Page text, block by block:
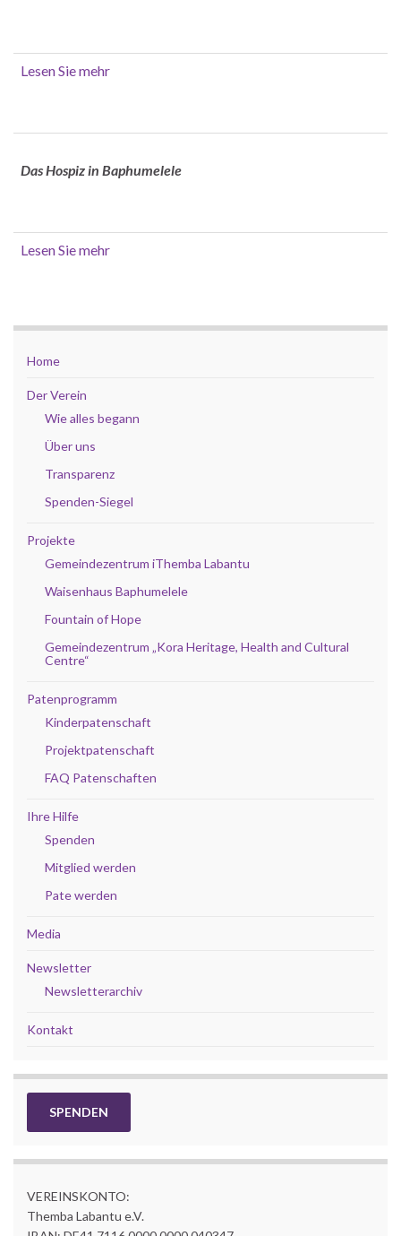
Lesen Sie mehr
Das Hospiz in Baphumelele
Lesen Sie mehr
Home
Der Verein
Wie alles begann
Über uns
Transparenz
Spenden-Siegel
Projekte
Gemeindezentrum iThemba Labantu
Waisenhaus Baphumelele
Fountain of Hope
Gemeindezentrum „Kora Heritage, Health and Cultural
Centre“
Patenprogramm
Kinderpatenschaft
Projektpatenschaft
FAQ Patenschaften
Ihre Hilfe
Spenden
Mitglied werden
Pate werden
Media
Newsletter
Newsletterarchiv
Kontakt
SPENDEN
VEREINSKONTO:
Themba Labantu e.V.